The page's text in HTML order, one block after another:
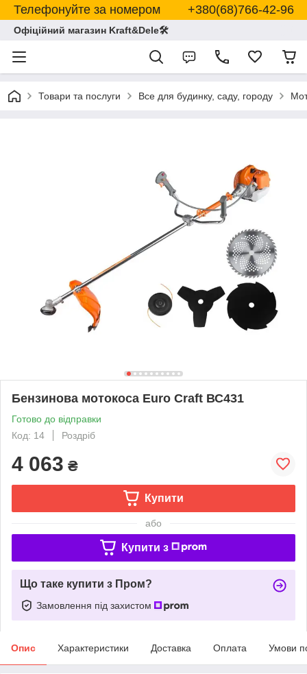
Телефонуйте за номером +380(68)766-42-96
Офіційний магазин Kraft&Dele🛠
Товари та послуги Все для будинку, саду, городу
Бензинова мотокоса Euro Craft ВС431
Готово до відправки
Код: 14
Роздріб
4 063 ₴
Купити
або
Купити з
Що таке купити з Пром?
Замовлення під захистом
Опис Характеристики Доставка Оплата Умови